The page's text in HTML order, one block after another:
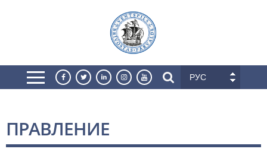
РУС
ПРАВЛЕНИЕ